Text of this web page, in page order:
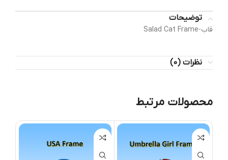
توضیحات
قاب-Salad Cat Frame
نظرات (0)
محصولات مرتبط